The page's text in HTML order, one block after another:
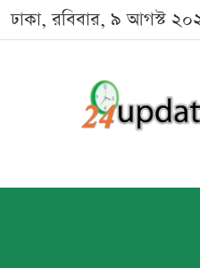
ঢাকা, রবিবার, ৯ আগস্ট